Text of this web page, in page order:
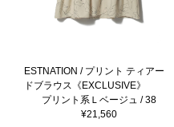
ESTNATION / プリント ティアー
ドブラウス《EXCLUSIVE》
プリント系Ｌベージュ / 38
¥21,560